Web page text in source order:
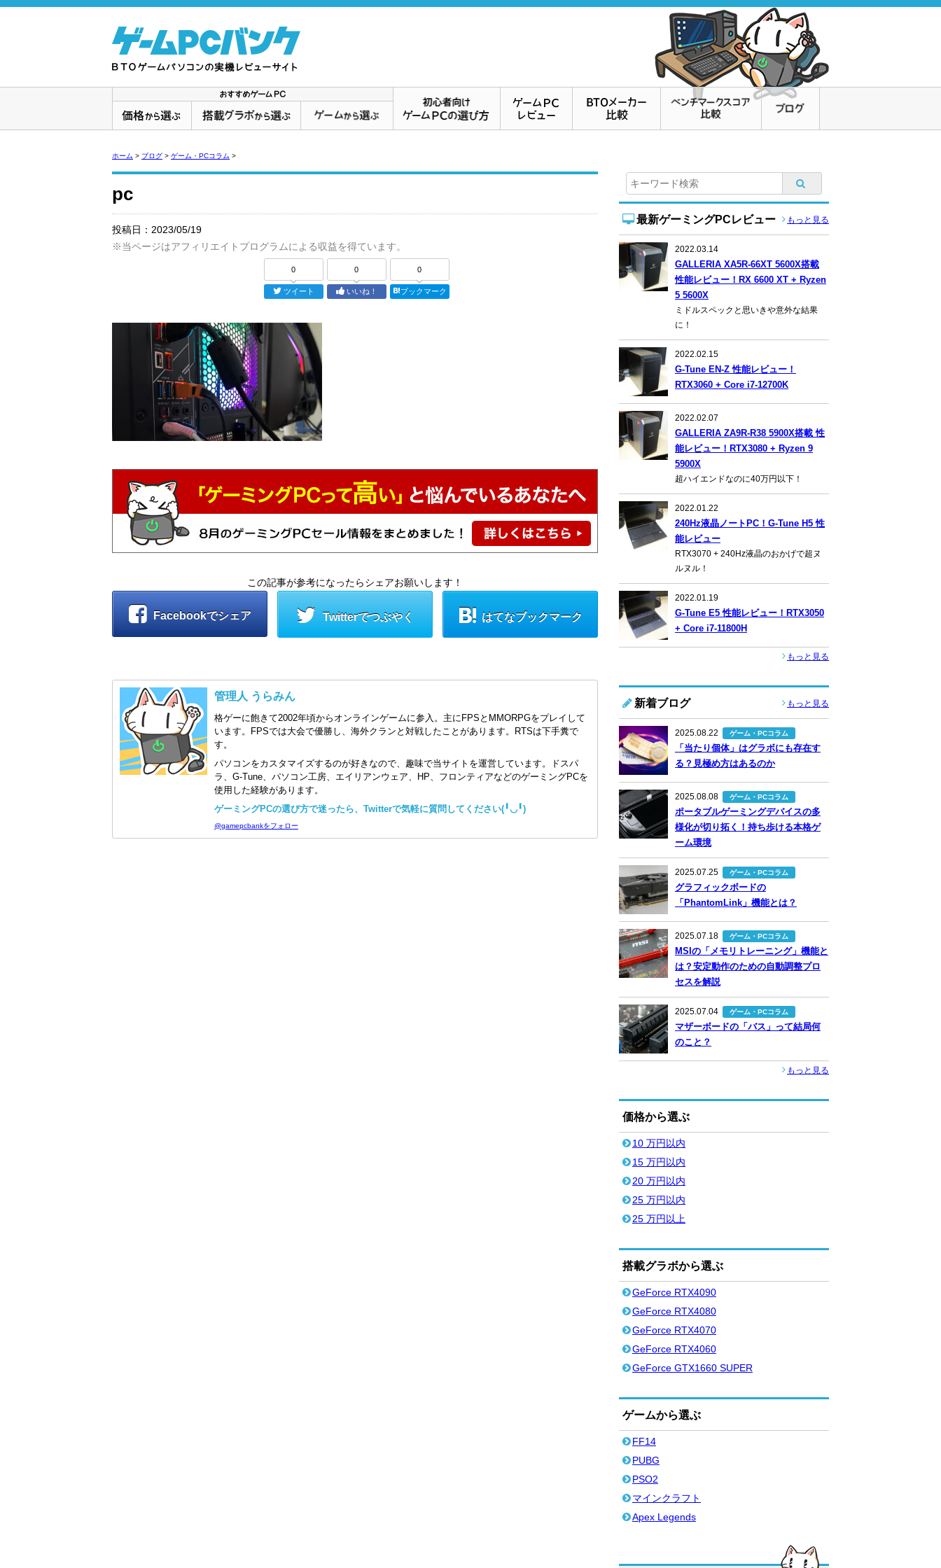
ホーム > ブログ > ゲーム・PCコラム >
pc
投稿日： 2023/05/19
※当ページはアフィリエイトプログラムによる収益を得ています。
0
ツイート
0
いいね！
0
ブックマーク
この記事が参考になったらシェアお願いします！
Facebookでシェア Twitterでつぶやく はてなブックマーク
管理人 うらみん
格ゲーに飽きて2002年頃からオンラインゲームに参入。主にFPSとMMORPGをプレイして
います。FPSでは大会で優勝し、海外クランと対戦したことがあります。RTSは下手糞で
す。
パソコンをカスタマイズするのが好きなので、趣味で当サイトを運営しています。ドスパ
ラ、G-Tune、パソコン工房、エイリアンウェア、HP、フロンティアなどのゲーミングPCを
使用した経験があります。
ゲーミングPCの選び方で迷ったら、Twitterで気軽に質問してください(╹◡╹)
@gamepcbankをフォロー
最新ゲーミングPCレビュー もっと見る
2022.03.14
GALLERIA XA5R-66XT 5600X搭載
性能レビュー！RX 6600 XT + Ryzen
5 5600X
ミドルスペックと思いきや意外な結果
に！
2022.02.15
G-Tune EN-Z 性能レビュー！
RTX3060 + Core i7-12700K
2022.02.07
GALLERIA ZA9R-R38 5900X搭載 性
能レビュー！RTX3080 + Ryzen 9
5900X
超ハイエンドなのに40万円以下！
2022.01.22
240Hz液晶ノートPC！G-Tune H5 性
能レビュー
RTX3070 + 240Hz液晶のおかげで超ヌ
ルヌル！
2022.01.19
G-Tune E5 性能レビュー！RTX3050
+ Core i7-11800H
もっと見る
新着ブログ もっと見る
2025.08.22 ゲーム・PCコラム
「当たり個体」はグラボにも存在す
る？見極め方はあるのか
2025.08.08 ゲーム・PCコラム
ポータブルゲーミングデバイスの多
様化が切り拓く！持ち歩ける本格ゲ
ーム環境
2025.07.25 ゲーム・PCコラム
グラフィックボードの
「PhantomLink」機能とは？
2025.07.18 ゲーム・PCコラム
MSIの「メモリトレーニング」機能と
は？安定動作のための自動調整プロ
セスを解説
2025.07.04 ゲーム・PCコラム
マザーボードの「バス」って結局何
のこと？
もっと見る
価格から選ぶ
10 万円以内
15 万円以内
20 万円以内
25 万円以内
25 万円以上
搭載グラボから選ぶ
GeForce RTX4090
GeForce RTX4080
GeForce RTX4070
GeForce RTX4060
GeForce GTX1660 SUPER
ゲームから選ぶ
FF14
PUBG
PSO2
マインクラフト
Apex Legends